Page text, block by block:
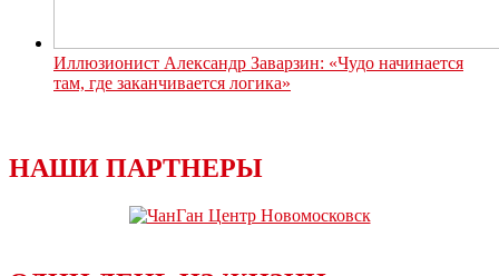
Иллюзионист Александр Заварзин: «Чудо начинается
там, где заканчивается логика»
НАШИ ПАРТНЕРЫ